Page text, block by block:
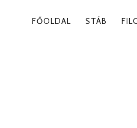
PRIMARY
FŐOLDAL STÁB